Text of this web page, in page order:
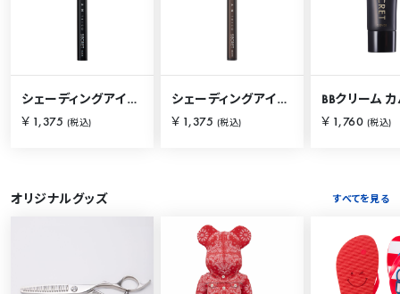
シェーディングアイライナー ブラック
￥1,375 (税込)
シェーディングアイライナー ブラウン
￥1,375 (税込) ￥1,760 (税込)
オリジナルグッズ すべてを見る